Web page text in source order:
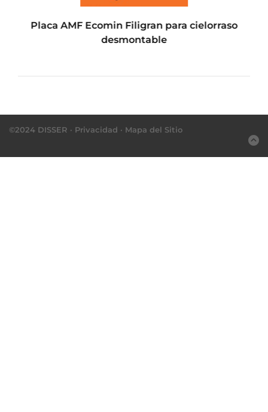
Placa AMF Ecomin Filigran para cielorraso
desmontable
©2024 DISSER · Privacidad · Mapa del Sitio